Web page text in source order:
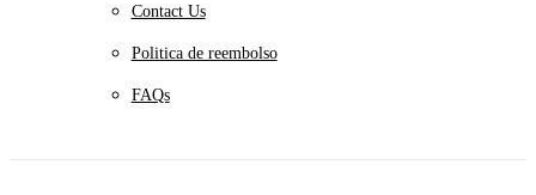
Contact Us
Politica de reembolso
FAQs